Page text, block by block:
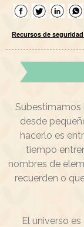
Recursos de
Subestimamos
desde
hacerlo es
tiempo
nombres de
recuerden o
El universo